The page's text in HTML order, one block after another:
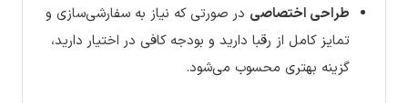
طراحی اختصاصی در صورتی که نیاز به سفارشی‌سازی و
تمایز کامل از رقبا دارید و بودجه کافی در اختیار دارید،
گزینه بهتری محسوب می‌شود.